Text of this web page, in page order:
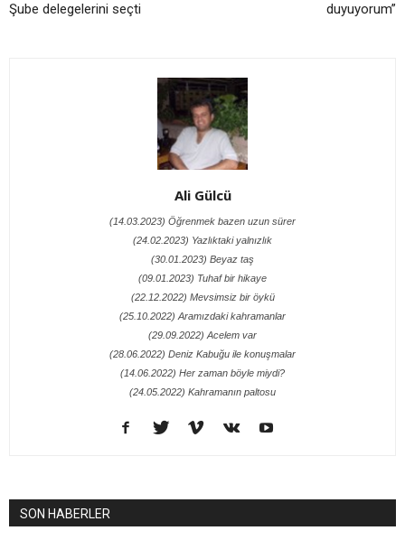
Şube delegelerini seçti
duyuyorum”
Ali Gülcü
(14.03.2023) Öğrenmek bazen uzun sürer
(24.02.2023) Yazlıktaki yalnızlık
(30.01.2023) Beyaz taş
(09.01.2023) Tuhaf bir hikaye
(22.12.2022) Mevsimsiz bir öykü
(25.10.2022) Aramızdaki kahramanlar
(29.09.2022) Acelem var
(28.06.2022) Deniz Kabuğu ile konuşmalar
(14.06.2022) Her zaman böyle miydi?
(24.05.2022) Kahramanın paltosu
SON HABERLER